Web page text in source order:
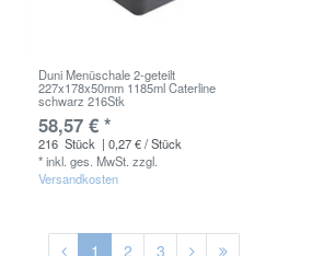
Duni Menüschale 2-geteilt
227x178x50mm 1185ml Caterline
schwarz 216Stk
58,57 € *
216 Stück | 0,27 € / Stück
*inkl. ges. MwSt. zzgl.
Versandkosten
1 2 3